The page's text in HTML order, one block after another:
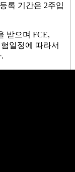
록 기간은 2주입
받으며 FCE,
일정에 따라서